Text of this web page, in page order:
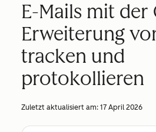
E-Mails mit der
Erweiterung
tracken und
protokollieren
Zuletzt aktualisiert am: 17 April 2026